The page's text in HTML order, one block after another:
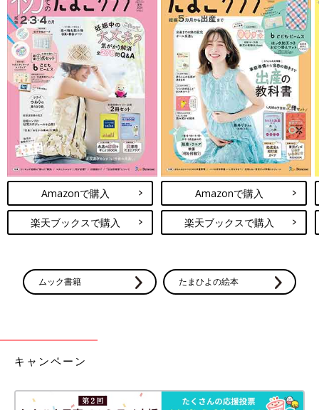
Amazonで購入
楽天ブックスで購入
Amazonで購入
楽天ブックスで購入
ムック書籍 たまひよの絵本
キャンペーン